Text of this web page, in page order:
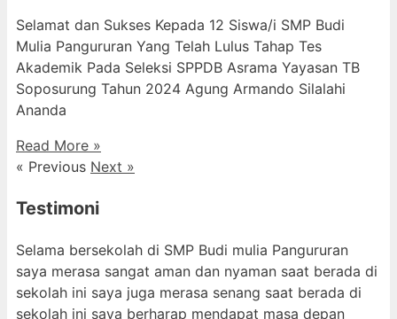
Selamat dan Sukses Kepada 12 Siswa/i SMP Budi
Mulia Pangururan Yang Telah Lulus Tahap Tes
Akademik Pada Seleksi SPPDB Asrama Yayasan TB
Soposurung Tahun 2024 Agung Armando Silalahi
⁠Ananda
Read More »
« Previous Next »
Testimoni
Selama bersekolah di SMP Budi mulia Pangururan
saya merasa sangat aman dan nyaman saat berada di
sekolah ini saya juga merasa senang saat berada di
sekolah ini saya berharap mendapat masa depan